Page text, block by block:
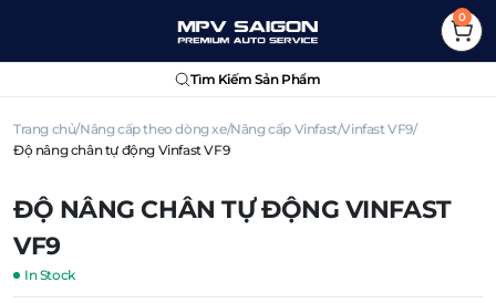
0
Tìm Kiếm Sản Phẩm
Trang chủ Nâng cấp theo dòng xe Nâng cấp Vinfast Vinfast VF9
Độ nâng chân tự động Vinfast VF9
ĐỘ NÂNG CHÂN TỰ ĐỘNG VINFAST
VF9
In Stock